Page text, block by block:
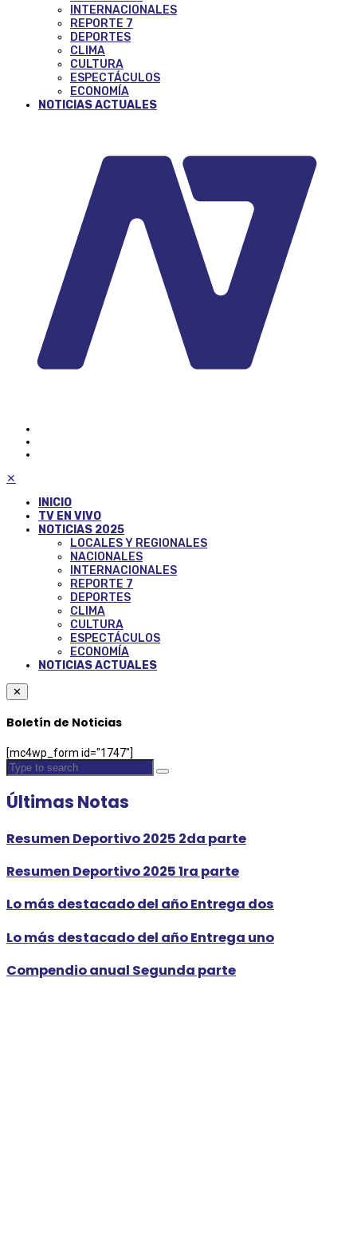
INTERNACIONALES
REPORTE 7
DEPORTES
CLIMA
CULTURA
ESPECTÁCULOS
ECONOMÍA
NOTICIAS ACTUALES
✕
INICIO
TV EN VIVO
NOTICIAS 2025
LOCALES Y REGIONALES
NACIONALES
INTERNACIONALES
REPORTE 7
DEPORTES
CLIMA
CULTURA
ESPECTÁCULOS
ECONOMÍA
NOTICIAS ACTUALES
✕
Boletín de Noticias
[mc4wp_form id="1747"]
Últimas Notas
Resumen Deportivo 2025 2da parte
Resumen Deportivo 2025 1ra parte
Lo más destacado del año Entrega dos
Lo más destacado del año Entrega uno
Compendio anual Segunda parte